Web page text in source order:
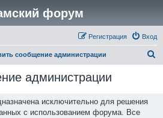
форум
Вход
Регистрация
сообщение администрации
администрации
исключительно для решения
с использованием форума. Все